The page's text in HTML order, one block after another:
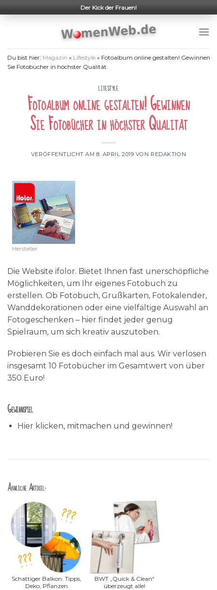
to
Der Kick der Frauen!
Du bist hier: Magazin » Lifestyle » Fotoalbum online gestalten! Gewinnen
Sie Fotobücher in höchster Qualität
LIFESTYLE
Fotoalbum online gestalten! Gewinnen
Sie Fotobücher in höchster Qualität
VERÖFFENTLICHT AM 8. APRIL 2019 VON REDAKTION
Hersteller
Die Website ifolor. Bietet Ihnen fast unerschöpfliche
Möglichkeiten, um Ihr eigenes Fotobuch zu
erstellen. Ob Fotobuch, Grußkarten, Fotokalender,
Wanddekorationen oder eine vielfältige Auswahl an
Fotogeschenken – hier findet jeder genug
Spielraum, um sich kreativ auszutoben.
Probieren Sie es doch einfach mal aus. Wir verlosen
insgesamt 10 Fotobücher im Gesamtwert von über
350 Euro!
Gewinnspiel
Hier klicken, mitmachen und gewinnen!
Ähnliche Artikel:
Schattiger Balkon: Tipps,
Deko, Pflanzen
BWT „Quick & Clean“
überzeugt alle!